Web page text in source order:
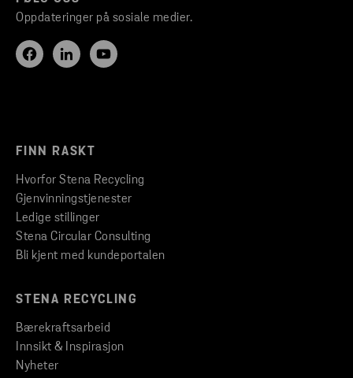
Oppdateringer på sosiale medier.
FINN RASKT
Hvorfor Stena Recycling
Gjenvinningstjenester
Ledige stillinger
Stena Circular Consulting
Bli kjent med kundeportalen
STENA RECYCLING
Bærekraftsarbeid
Innsikt & Inspirasjon
Nyheter